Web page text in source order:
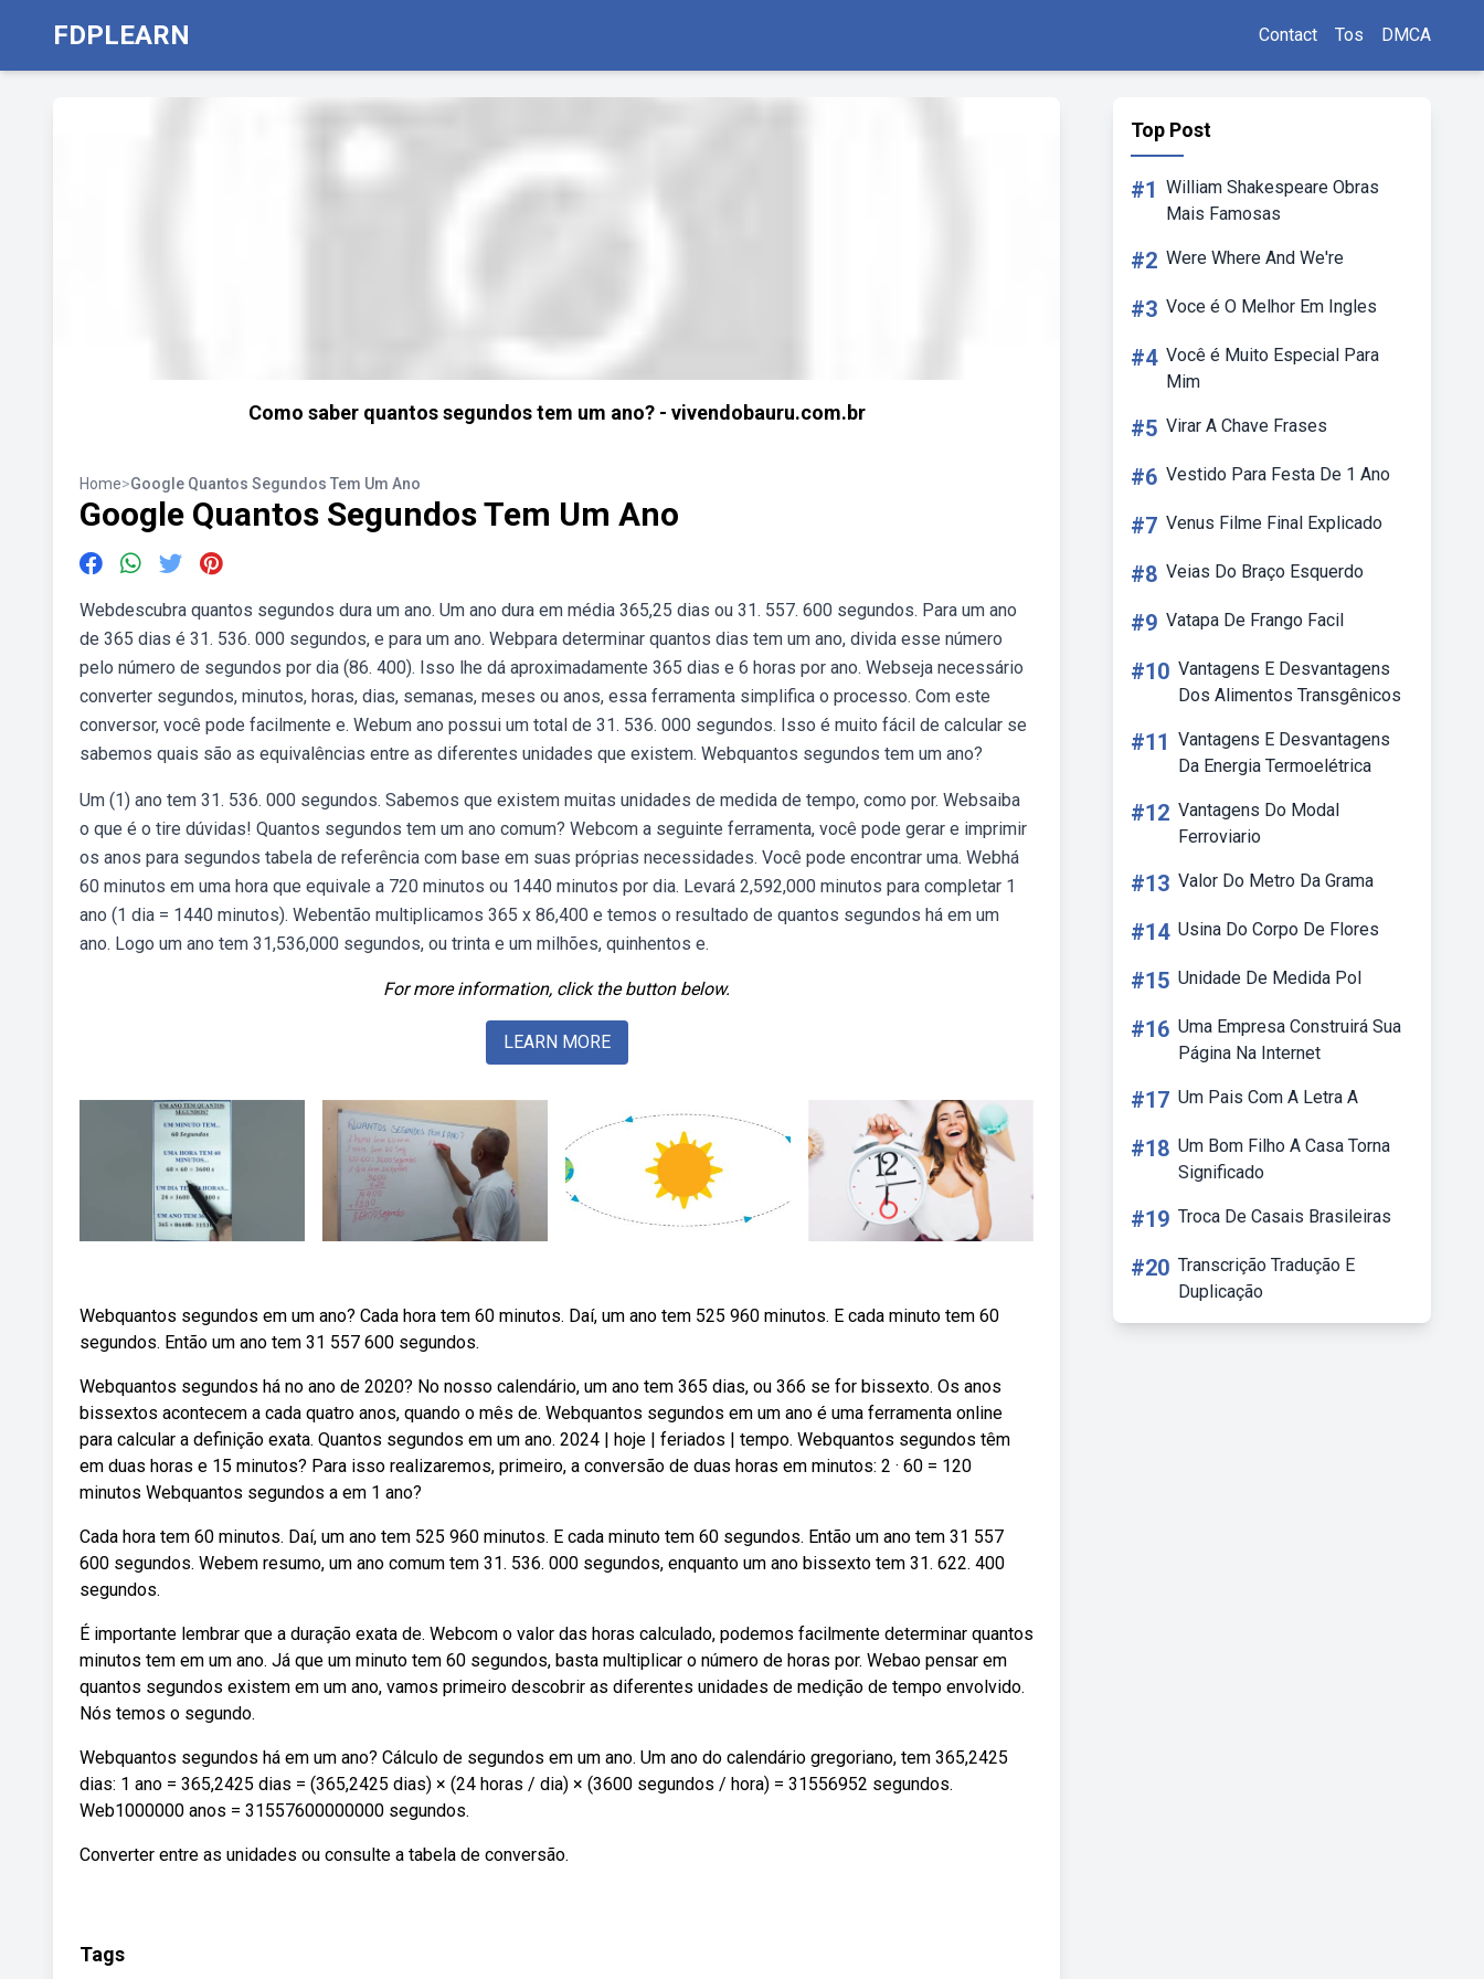
FDPLEARN Contact Tos DMCA
Como saber quantos segundos tem um ano? - vivendobauru.com.br
Home>Google Quantos Segundos Tem Um Ano
Google Quantos Segundos Tem Um Ano
Webdescubra quantos segundos dura um ano. Um ano dura em média 365,25 dias ou 31. 557. 600 segundos. Para um ano
de 365 dias é 31. 536. 000 segundos, e para um ano. Webpara determinar quantos dias tem um ano, divida esse número
pelo número de segundos por dia (86. 400). Isso lhe dá aproximadamente 365 dias e 6 horas por ano. Webseja necessário
converter segundos, minutos, horas, dias, semanas, meses ou anos, essa ferramenta simplifica o processo. Com este
conversor, você pode facilmente e. Webum ano possui um total de 31. 536. 000 segundos. Isso é muito fácil de calcular se
sabemos quais são as equivalências entre as diferentes unidades que existem. Webquantos segundos tem um ano?
Um (1) ano tem 31. 536. 000 segundos. Sabemos que existem muitas unidades de medida de tempo, como por. Websaiba
o que é o tire dúvidas! Quantos segundos tem um ano comum? Webcom a seguinte ferramenta, você pode gerar e imprimir
os anos para segundos tabela de referência com base em suas próprias necessidades. Você pode encontrar uma. Webhá
60 minutos em uma hora que equivale a 720 minutos ou 1440 minutos por dia. Levará 2,592,000 minutos para completar 1
ano (1 dia = 1440 minutos). Webentão multiplicamos 365 x 86,400 e temos o resultado de quantos segundos há em um
ano. Logo um ano tem 31,536,000 segundos, ou trinta e um milhões, quinhentos e.
For more information, click the button below.
LEARN MORE
Webquantos segundos em um ano? Cada hora tem 60 minutos. Daí, um ano tem 525 960 minutos. E cada minuto tem 60
segundos. Então um ano tem 31 557 600 segundos.
Webquantos segundos há no ano de 2020? No nosso calendário, um ano tem 365 dias, ou 366 se for bissexto. Os anos
bissextos acontecem a cada quatro anos, quando o mês de. Webquantos segundos em um ano é uma ferramenta online
para calcular a definição exata. Quantos segundos em um ano. 2024 | hoje | feriados | tempo. Webquantos segundos têm
em duas horas e 15 minutos? Para isso realizaremos, primeiro, a conversão de duas horas em minutos: 2 · 60 = 120
minutos Webquantos segundos a em 1 ano?
Cada hora tem 60 minutos. Daí, um ano tem 525 960 minutos. E cada minuto tem 60 segundos. Então um ano tem 31 557
600 segundos. Webem resumo, um ano comum tem 31. 536. 000 segundos, enquanto um ano bissexto tem 31. 622. 400
segundos.
É importante lembrar que a duração exata de. Webcom o valor das horas calculado, podemos facilmente determinar quantos
minutos tem em um ano. Já que um minuto tem 60 segundos, basta multiplicar o número de horas por. Webao pensar em
quantos segundos existem em um ano, vamos primeiro descobrir as diferentes unidades de medição de tempo envolvido.
Nós temos o segundo.
Webquantos segundos há em um ano? Cálculo de segundos em um ano. Um ano do calendário gregoriano, tem 365,2425
dias: 1 ano = 365,2425 dias = (365,2425 dias) × (24 horas / dia) × (3600 segundos / hora) = 31556952 segundos.
Web1000000 anos = 31557600000000 segundos.
Converter entre as unidades ou consulte a tabela de conversão.
Tags
Top Post
#1 William Shakespeare Obras
Mais Famosas
#2 Were Where And We're
#3 Voce é O Melhor Em Ingles
#4 Você é Muito Especial Para
Mim
#5 Virar A Chave Frases
#6 Vestido Para Festa De 1 Ano
#7 Venus Filme Final Explicado
#8 Veias Do Braço Esquerdo
#9 Vatapa De Frango Facil
#10 Vantagens E Desvantagens
Dos Alimentos Transgênicos
#11 Vantagens E Desvantagens
Da Energia Termoelétrica
#12 Vantagens Do Modal
Ferroviario
#13 Valor Do Metro Da Grama
#14 Usina Do Corpo De Flores
#15 Unidade De Medida Pol
#16 Uma Empresa Construirá Sua
Página Na Internet
#17 Um Pais Com A Letra A
#18 Um Bom Filho A Casa Torna
Significado
#19 Troca De Casais Brasileiras
#20 Transcrição Tradução E
Duplicação